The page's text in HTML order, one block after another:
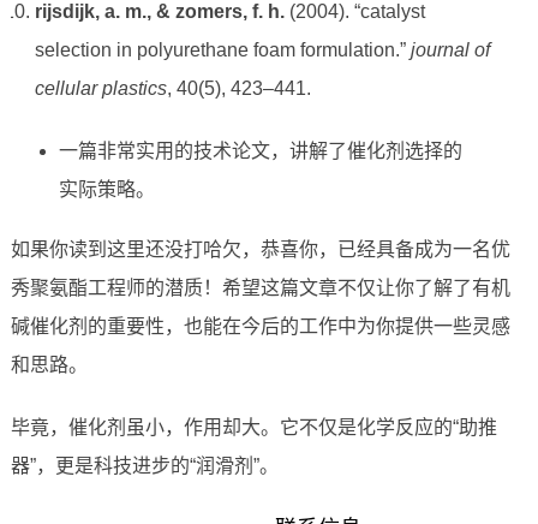
rijsdijk, a. m., & zomers, f. h.(2004). “catalyst
selection in polyurethane foam formulation.” journal of
cellular plastics, 40(5), 423–441.
一篇非常实用的技术论文，讲解了催化剂选择的
实际策略。
如果你读到这里还没打哈欠，恭喜你，已经具备成为一名优
秀聚氨酯工程师的潜质！希望这篇文章不仅让你了解了有机
碱催化剂的重要性，也能在今后的工作中为你提供一些灵感
和思路。
毕竟，催化剂虽小，作用却大。它不仅是化学反应的“助推
器”，更是科技进步的“润滑剂”。